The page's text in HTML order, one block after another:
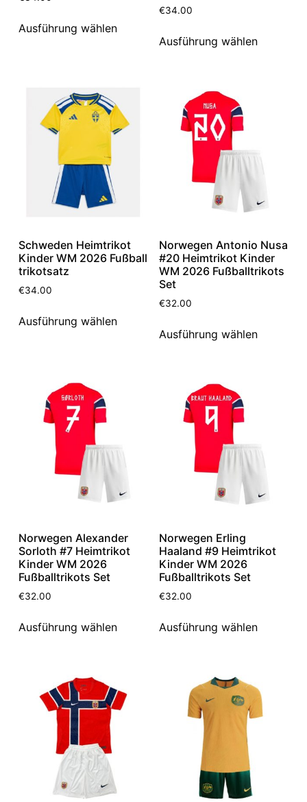
Ausführung wählen
€34.00
Ausführung wählen
Schweden Heimtrikot
Kinder WM 2026 Fußball
trikotsatz
€34.00
Ausführung wählen
Norwegen Antonio Nusa
#20 Heimtrikot Kinder
WM 2026 Fußballtrikots
Set
€32.00
Ausführung wählen
Norwegen Alexander
Sorloth #7 Heimtrikot
Kinder WM 2026
Fußballtrikots Set
€32.00
Ausführung wählen
Norwegen Erling
Haaland #9 Heimtrikot
Kinder WM 2026
Fußballtrikots Set
€32.00
Ausführung wählen